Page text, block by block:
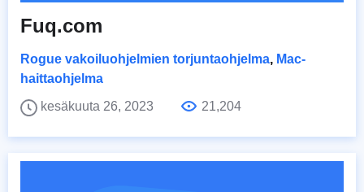
Fuq.com
Rogue vakoiluohjelmien torjuntaohjelma, Mac-
haittaohjelma
kesäkuuta 26, 2023
21,204